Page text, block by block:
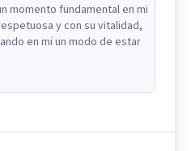
momento fundamental en mi
y con su vitalidad,
en mi un modo de estar